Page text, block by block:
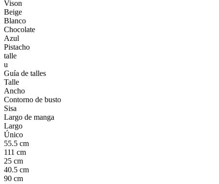
Vison
Beige
Blanco
Chocolate
Azul
Pistacho
talle
u
Guía de talles
Talle
Ancho
Contorno de busto
Sisa
Largo de manga
Largo
Único
55.5 cm
111 cm
25 cm
40.5 cm
90 cm